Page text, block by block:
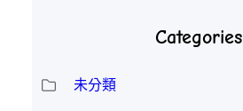
Categories
未分類